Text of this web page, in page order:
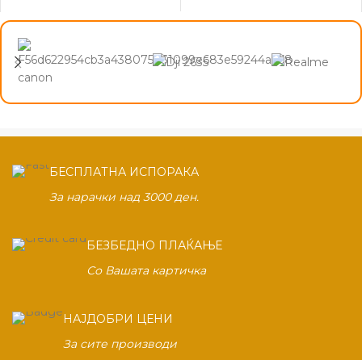
БЕСПЛАТНА ИСПОРАКА
За нарачки над 3000 ден.
БЕЗБЕДНО ПЛАЌАЊЕ
Со Вашата картичка
НАЈДОБРИ ЦЕНИ
За сите производи